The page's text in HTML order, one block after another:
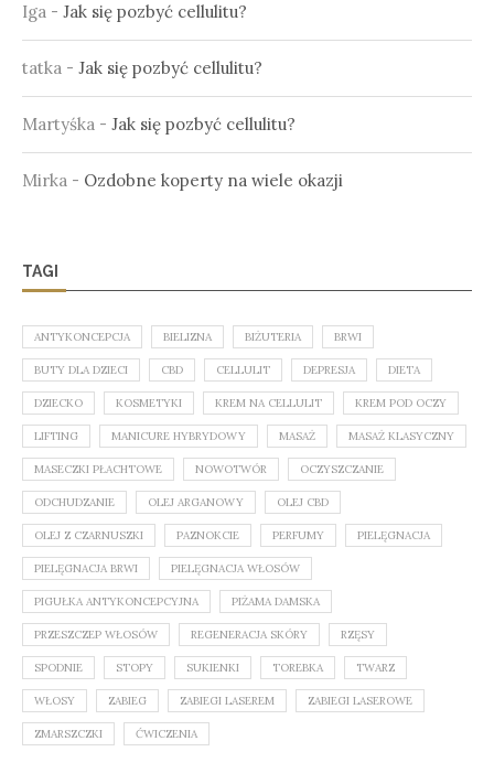
Iga - Jak się pozbyć cellulitu?
tatka - Jak się pozbyć cellulitu?
Martyśka - Jak się pozbyć cellulitu?
Mirka - Ozdobne koperty na wiele okazji
TAGI
ANTYKONCEPCJA BIELIZNA BIŻUTERIA BRWI
BUTY DLA DZIECI CBD CELLULIT DEPRESJA DIETA
DZIECKO KOSMETYKI KREM NA CELLULIT KREM POD OCZY
LIFTING MANICURE HYBRYDOWY MASAŻ MASAŻ KLASYCZNY
MASECZKI PŁACHTOWE NOWOTWÓR OCZYSZCZANIE
ODCHUDZANIE OLEJ ARGANOWY OLEJ CBD
OLEJ Z CZARNUSZKI PAZNOKCIE PERFUMY PIELĘGNACJA
PIELĘGNACJA BRWI PIELĘGNACJA WŁOSÓW
PIGUŁKA ANTYKONCEPCYJNA PIŻAMA DAMSKA
PRZESZCZEP WŁOSÓW REGENERACJA SKÓRY RZĘSY
SPODNIE STOPY SUKIENKI TOREBKA TWARZ
WŁOSY ZABIEG ZABIEGI LASEREM ZABIEGI LASEROWE
ZMARSZCZKI ĆWICZENIA